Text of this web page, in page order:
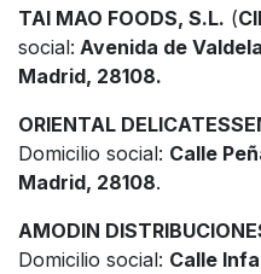
TAI MAO FOODS, S.L. (
social: Avenida de
Madrid, 28108.
ORIENTAL
Domicilio social: Calle
Madrid, 28108.
AMODIN
Domicilio social: Calle